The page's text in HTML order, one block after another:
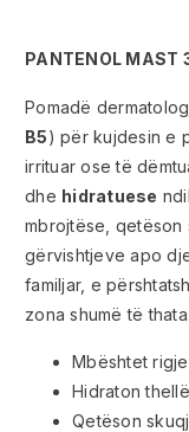
PANTENOL MAST
Pomadë
B5) për kujdesin e
irrituar ose të
dhe hidratuese
mbrojtëse, qetëson
gërvishtjeve apo
familjar, e
zona shumë të thata.
Mbështet
Hidraton
Qetëson